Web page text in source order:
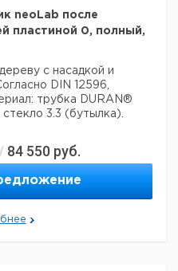
neoLab после
пластиной 0, полный,
с насадкой и
DIN 12596,
трубка DURAN®
3.3 (бутылка).
/ 84 550 руб.